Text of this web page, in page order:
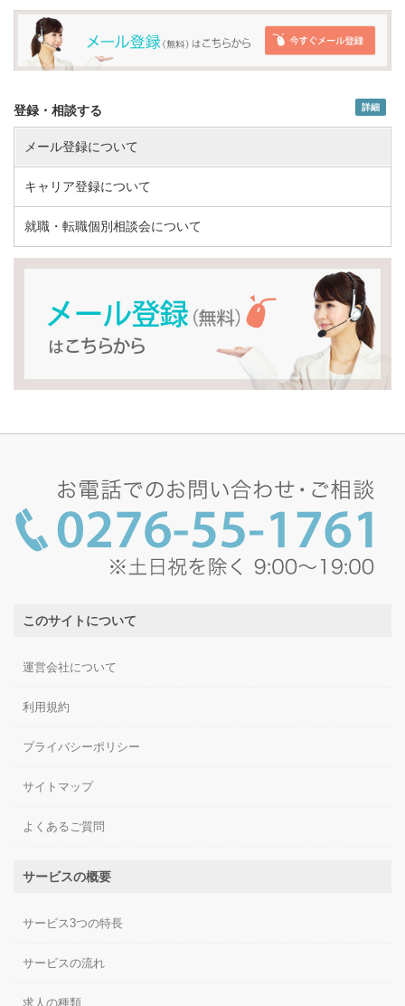
登録・相談する 詳細
メール登録について
キャリア登録について
就職・転職個別相談会について
このサイトについて
運営会社について
利用規約
プライバシーポリシー
サイトマップ
よくあるご質問
サービスの概要
サービス3つの特長
サービスの流れ
求人の種類